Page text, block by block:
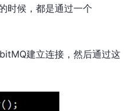
时候，都是通过一个
建立连接，然后通过这